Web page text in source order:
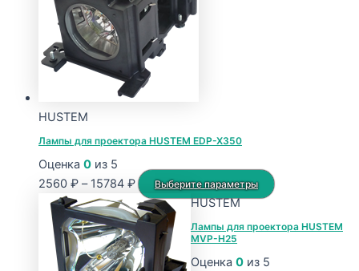
20206 ₽
HUSTEM
Лампы для проектора HUSTEM EDP-X350
Оценка 0 из 5
2560 ₽ – 15784 ₽Диапазон
цен:
2560 ₽
–
15784 ₽
Выберите параметры
Этот
имеет
HUSTEM
Лампы для проектора HUSTEM
MVP-H25
Оценка 0 из 5